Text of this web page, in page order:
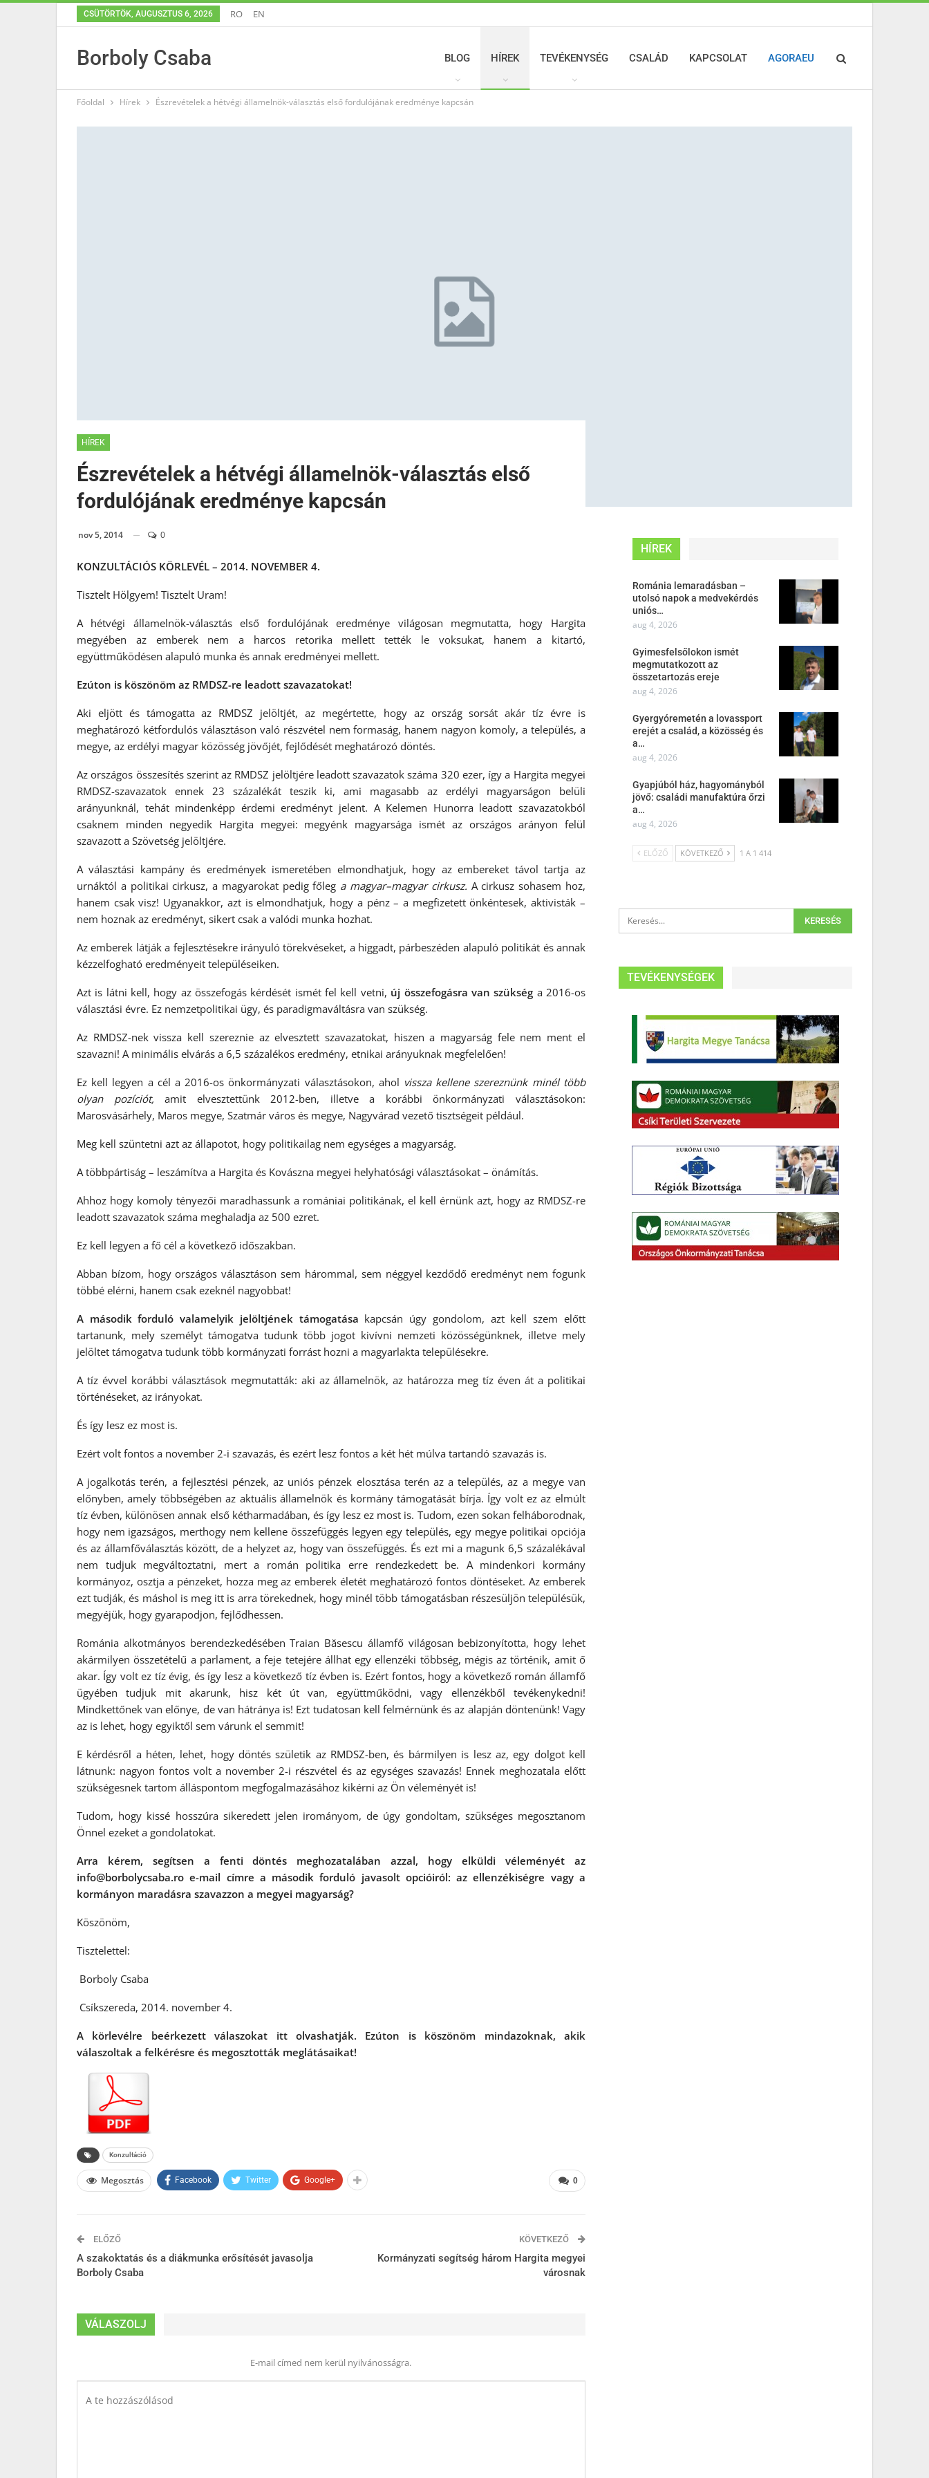
CSÜTÖRTÖK, AUGUSZTUS 6, 2026 RO EN
Borboly Csaba BLOG HÍREK TEVÉKENYSÉG CSALÁD KAPCSOLAT AGORAEU
Főoldal Hírek Észrevételek a hétvégi államelnök-választás első fordulójának eredménye kapcsán
HÍREK
Észrevételek a hétvégi államelnök-választás első
fordulójának eredménye kapcsán
nov 5, 2014 0
KONZULTÁCIÓS KÖRLEVÉL – 2014. NOVEMBER 4.
Tisztelt Hölgyem! Tisztelt Uram!
A hétvégi államelnök-választás első fordulójának eredménye világosan megmutatta, hogy Hargita
megyében az emberek nem a harcos retorika mellett tették le voksukat, hanem a kitartó,
együttműködésen alapuló munka és annak eredményei mellett.
Ezúton is köszönöm az RMDSZ-re leadott szavazatokat!
Aki eljött és támogatta az RMDSZ jelöltjét, az megértette, hogy az ország sorsát akár tíz évre is
meghatározó kétfordulós választáson való részvétel nem formaság, hanem nagyon komoly, a település, a
megye, az erdélyi magyar közösség jövőjét, fejlődését meghatározó döntés.
Az országos összesítés szerint az RMDSZ jelöltjére leadott szavazatok száma 320 ezer, így a Hargita megyei
RMDSZ-szavazatok ennek 23 százalékát teszik ki, ami magasabb az erdélyi magyarságon belüli
arányunknál, tehát mindenképp érdemi eredményt jelent. A Kelemen Hunorra leadott szavazatokból
csaknem minden negyedik Hargita megyei: megyénk magyarsága ismét az országos arányon felül
szavazott a Szövetség jelöltjére.
A választási kampány és eredmények ismeretében elmondhatjuk, hogy az embereket távol tartja az
urnáktól a politikai cirkusz, a magyarokat pedig főleg a magyar–magyar cirkusz. A cirkusz sohasem hoz,
hanem csak visz! Ugyanakkor, azt is elmondhatjuk, hogy a pénz – a megfizetett önkéntesek, aktivisták –
nem hoznak az eredményt, sikert csak a valódi munka hozhat.
Az emberek látják a fejlesztésekre irányuló törekvéseket, a higgadt, párbeszéden alapuló politikát és annak
kézzelfogható eredményeit településeiken.
Azt is látni kell, hogy az összefogás kérdését ismét fel kell vetni, új összefogásra van szükség a 2016-os
választási évre. Ez nemzetpolitikai ügy, és paradigmaváltásra van szükség.
Az RMDSZ-nek vissza kell szereznie az elvesztett szavazatokat, hiszen a magyarság fele nem ment el
szavazni! A minimális elvárás a 6,5 százalékos eredmény, etnikai arányuknak megfelelően!
Ez kell legyen a cél a 2016-os önkormányzati választásokon, ahol vissza kellene szereznünk minél több
olyan pozíciót,amit elvesztettünk 2012-ben, illetve a korábbi önkormányzati választásokon:
Marosvásárhely, Maros megye, Szatmár város és megye, Nagyvárad vezető tisztségeit például.
Meg kell szüntetni azt az állapotot, hogy politikailag nem egységes a magyarság.
A többpártiság – leszámítva a Hargita és Kovászna megyei helyhatósági választásokat – önámítás.
Ahhoz hogy komoly tényezői maradhassunk a romániai politikának, el kell érnünk azt, hogy az RMDSZ-re
leadott szavazatok száma meghaladja az 500 ezret.
Ez kell legyen a fő cél a következő időszakban.
Abban bízom, hogy országos választáson sem hárommal, sem néggyel kezdődő eredményt nem fogunk
többé elérni, hanem csak ezeknél nagyobbat!
A második forduló valamelyik jelöltjének támogatása kapcsán úgy gondolom, azt kell szem előtt
tartanunk, mely személyt támogatva tudunk több jogot kivívni nemzeti közösségünknek, illetve mely
jelöltet támogatva tudunk több kormányzati forrást hozni a magyarlakta településekre.
A tíz évvel korábbi választások megmutatták: aki az államelnök, az határozza meg tíz éven át a politikai
történéseket, az irányokat.
És így lesz ez most is.
Ezért volt fontos a november 2-i szavazás, és ezért lesz fontos a két hét múlva tartandó szavazás is.
A jogalkotás terén, a fejlesztési pénzek, az uniós pénzek elosztása terén az a település, az a megye van
előnyben, amely többségében az aktuális államelnök és kormány támogatását bírja. Így volt ez az elmúlt
tíz évben, különösen annak első kétharmadában, és így lesz ez most is. Tudom, ezen sokan felháborodnak,
hogy nem igazságos, merthogy nem kellene összefüggés legyen egy település, egy megye politikai opciója
és az államfőválasztás között, de a helyzet az, hogy van összefüggés. És ezt mi a magunk 6,5 százalékával
nem tudjuk megváltoztatni, mert a román politika erre rendezkedett be. A mindenkori kormány
kormányoz, osztja a pénzeket, hozza meg az emberek életét meghatározó fontos döntéseket. Az emberek
ezt tudják, és máshol is meg itt is arra törekednek, hogy minél több támogatásban részesüljön településük,
megyéjük, hogy gyarapodjon, fejlődhessen.
Románia alkotmányos berendezkedésében Traian Băsescu államfő világosan bebizonyította, hogy lehet
akármilyen összetételű a parlament, a feje tetejére állhat egy ellenzéki többség, mégis az történik, amit ő
akar. Így volt ez tíz évig, és így lesz a következő tíz évben is. Ezért fontos, hogy a következő román államfő
ügyében tudjuk mit akarunk, hisz két út van, együttműködni, vagy ellenzékből tevékenykedni!
Mindkettőnek van előnye, de van hátránya is! Ezt tudatosan kell felmérnünk és az alapján döntenünk! Vagy
az is lehet, hogy egyiktől sem várunk el semmit!
E kérdésről a héten, lehet, hogy döntés születik az RMDSZ-ben, és bármilyen is lesz az, egy dolgot kell
látnunk: nagyon fontos volt a november 2-i részvétel és az egységes szavazás! Ennek meghozatala előtt
szükségesnek tartom álláspontom megfogalmazásához kikérni az Ön véleményét is!
Tudom, hogy kissé hosszúra sikeredett jelen irományom, de úgy gondoltam, szükséges megosztanom
Önnel ezeket a gondolatokat.
Arra kérem, segítsen a fenti döntés meghozatalában azzal, hogy elküldi véleményét az
info@borbolycsaba.ro e-mail címre a második forduló javasolt opcióiról: az ellenzékiségre vagy a
kormányon maradásra szavazzon a megyei magyarság?
Köszönöm,
Tisztelettel:
Borboly Csaba
Csíkszereda, 2014. november 4.
A körlevélre beérkezett válaszokat itt olvashatják. Ezúton is köszönöm mindazoknak, akik
válaszoltak a felkérésre és megosztották meglátásaikat!
Konzultáció
0
Megosztás Facebook Twitter Google+
ELŐZŐ
A szakoktatás és a diákmunka erősítését javasolja
Borboly Csaba
KÖVETKEZŐ
Kormányzati segítség három Hargita megyei
városnak
VÁLASZOLJ
E-mail címed nem kerül nyilvánosságra.
HÍREK
Románia lemaradásban –
utolsó napok a medvekérdés
uniós…
aug 4, 2026
Gyimesfelsőlokon ismét
megmutatkozott az
összetartozás ereje
aug 4, 2026
Gyergyóremetén a lovassport
erejét a család, a közösség és
a…
aug 4, 2026
Gyapjúból ház, hagyományból
jövő: családi manufaktúra őrzi
a…
aug 4, 2026
ELŐZŐ KÖVETKEZŐ 1 A 1 414
TEVÉKENYSÉGEK